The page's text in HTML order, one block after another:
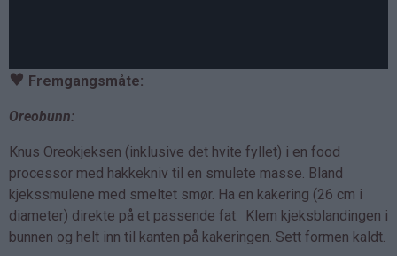
♥ Fremgangsmåte:
Oreobunn:
Knus Oreokjeksen (inklusive det hvite fyllet) i en food
processor med hakkekniv til en smulete masse. Bland
kjekssmulene med smeltet smør. Ha en kakering (26 cm i
diameter) direkte på et passende fat. Klem kjeksblandingen i
bunnen og helt inn til kanten på kakeringen. Sett formen kaldt.